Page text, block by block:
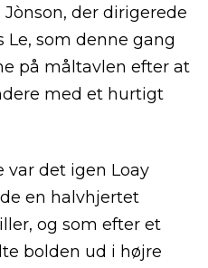
der dirigerede
Le, som denne gang
på måltavlen efter at
med et hurtigt
var det igen Loay
en halvhjertet
og som efter et
bolden ud i højre